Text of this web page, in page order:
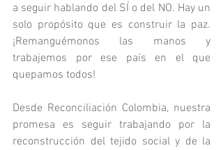
a seguir hablando del SÍ o del NO. Hay un
solo propósito que es construir la paz.
¡Remanguémonos las manos y
trabajemos por ese país en el que
quepamos todos!
Desde Reconciliación Colombia, nuestra
promesa es seguir trabajando por la
reconstrucción del tejido social y de la